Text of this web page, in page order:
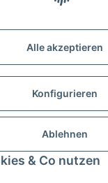
Alle akzeptieren
Konfigurieren
Ablehnen
& Co nutzen
Terminvereinbarung.
Vertrag widerrufen
USt., zzgl.Versand